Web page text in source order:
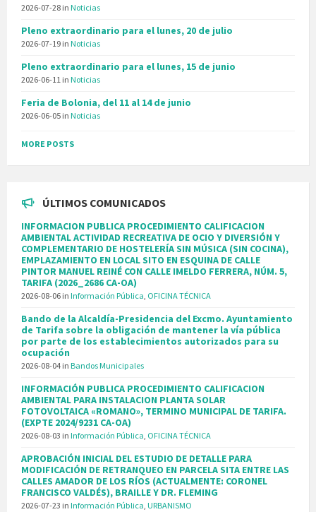
2026-07-28 in Noticias
Pleno extraordinario para el lunes, 20 de julio
2026-07-19 in Noticias
Pleno extraordinario para el lunes, 15 de junio
2026-06-11 in Noticias
Feria de Bolonia, del 11 al 14 de junio
2026-06-05 in Noticias
MORE POSTS
ÚLTIMOS COMUNICADOS
INFORMACION PUBLICA PROCEDIMIENTO CALIFICACION
AMBIENTAL ACTIVIDAD RECREATIVA DE OCIO Y DIVERSIÓN Y
COMPLEMENTARIO DE HOSTELERÍA SIN MÚSICA (SIN COCINA),
EMPLAZAMIENTO EN LOCAL SITO EN ESQUINA DE CALLE
PINTOR MANUEL REINÉ CON CALLE IMELDO FERRERA, NÚM. 5,
TARIFA (2026_2686 CA-OA)
2026-08-06 in Información Pública, OFICINA TÉCNICA
Bando de la Alcaldía-Presidencia del Excmo. Ayuntamiento
de Tarifa sobre la obligación de mantener la vía pública
por parte de los establecimientos autorizados para su
ocupación
2026-08-04 in Bandos Municipales
INFORMACIÓN PUBLICA PROCEDIMIENTO CALIFICACION
AMBIENTAL PARA INSTALACION PLANTA SOLAR
FOTOVOLTAICA «ROMANO», TERMINO MUNICIPAL DE TARIFA.
(EXPTE 2024/9231 CA-OA)
2026-08-03 in Información Pública, OFICINA TÉCNICA
APROBACIÓN INICIAL DEL ESTUDIO DE DETALLE PARA
MODIFICACIÓN DE RETRANQUEO EN PARCELA SITA ENTRE LAS
CALLES AMADOR DE LOS RÍOS (ACTUALMENTE: CORONEL
FRANCISCO VALDÉS), BRAILLE Y DR. FLEMING
2026-07-23 in Información Pública, URBANISMO